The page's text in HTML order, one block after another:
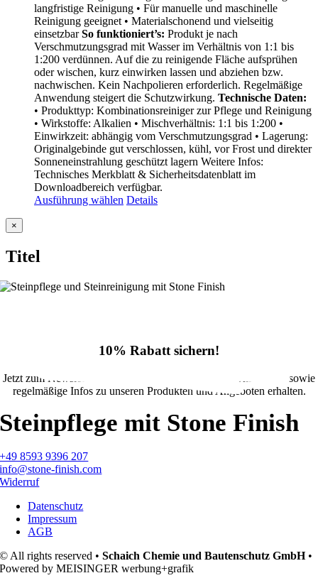
langfristige Reinigung • Für manuelle und maschinelle
Reinigung geeignet • Materialschonend und vielseitig
einsetzbarSo funktioniert’s: Produkt je nach
Verschmutzungsgrad mit Wasser im Verhältnis von 1:1 bis
1:200 verdünnen. Auf die zu reinigende Fläche aufsprühen
oder wischen, kurz einwirken lassen und abziehen bzw.
nachwischen. Kein Nachpolieren erforderlich. Regelmäßige
Anwendung steigert die Schutzwirkung. Technische Daten:
• Produkttyp: Kombinationsreiniger zur Pflege und Reinigung
• Wirkstoffe: Alkalien • Mischverhältnis: 1:1 bis 1:200 •
Einwirkzeit: abhängig vom Verschmutzungsgrad • Lagerung:
Originalgebinde gut verschlossen, kühl, vor Frost und direkter
Sonneneinstrahlung geschützt lagern Weitere Infos:
Technisches Merkblatt & Sicherheitsdatenblatt im
Downloadbereich verfügbar.
Ausführung wählen Details
Close
product
view
×
Titel
10% Rabatt sichern!
Jetzt zum Newsletter anmelden und 10% Rabatt im Onlineshop sowie
regelmäßige Infos zu unseren Produkten und Angeboten erhalten.
Steinpflege mit Stone Finish
+49 8593 9396 207
info@stone-finish.com
Widerruf
Datenschutz
Impressum
AGB
© All rights reserved •Schaich Chemie und Bautenschutz GmbH•
Powered by MEISINGER werbung+grafik